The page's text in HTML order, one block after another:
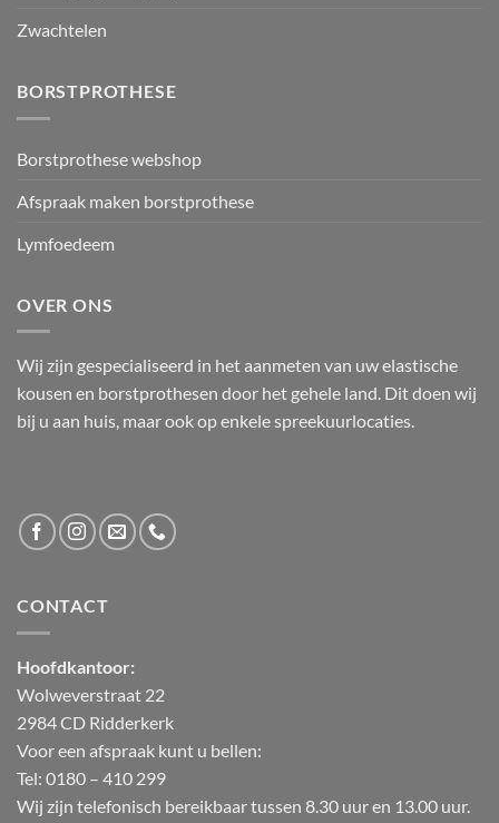
Zwachtelen
BORSTPROTHESE
Borstprothese webshop
Afspraak maken borstprothese
Lymfoedeem
OVER ONS
Wij zijn gespecialiseerd in het aanmeten van uw elastische
kousen en borstprothesen door het gehele land. Dit doen wij
bij u aan huis, maar ook op enkele spreekuurlocaties.
CONTACT
Hoofdkantoor:
Wolweverstraat 22
2984 CD Ridderkerk
Voor een afspraak kunt u bellen:
Tel: 0180 – 410 299
Wij zijn telefonisch bereikbaar tussen 8.30 uur en 13.00 uur.